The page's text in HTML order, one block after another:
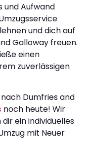
und Aufwand
und dich auf
Galloway freuen.
einen
zuverlässigen
Dumfries and
noch heute! Wir
ein individuelles
mit Neuer